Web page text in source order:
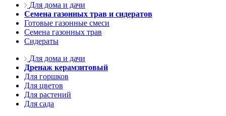
Для дома и дачи
Семена газонных трав и сидератов
Готовые газонные смеси
Семена газонных трав
Сидераты
Для дома и дачи
Дренаж керамзитовый
Для горшков
Для цветов
Для растений
Для сада